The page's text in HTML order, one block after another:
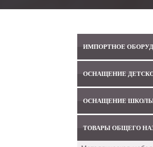
ИМПОРТНОЕ
ОСНАЩЕНИЕ
ОСНАЩЕНИЕ
ТОВАРЫ ОБЩЕГО